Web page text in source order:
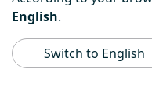
BeachTech
English.
Switch to English